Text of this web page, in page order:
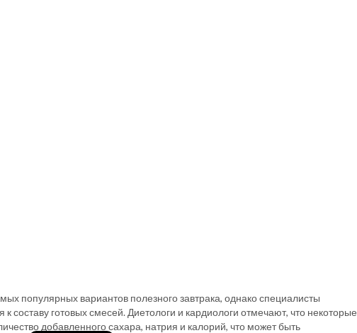
популярных вариантов полезного завтрака, однако специалисты
составу готовых смесей. Диетологи и кардиологи отмечают, что некоторые
добавленного сахара, натрия и калорий, что может быть